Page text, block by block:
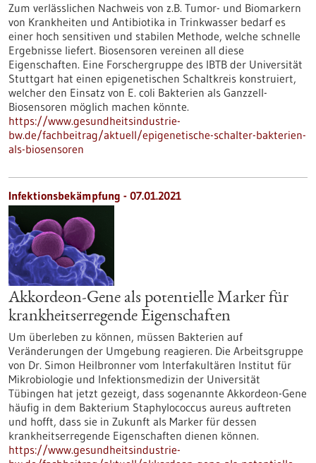
Zum verlässlichen Nachweis von z.B. Tumor- und Biomarkern
von Krankheiten und Antibiotika in Trinkwasser bedarf es
einer hoch sensitiven und stabilen Methode, welche schnelle
Ergebnisse liefert. Biosensoren vereinen all diese
Eigenschaften. Eine Forschergruppe des IBTB der Universität
Stuttgart hat einen epigenetischen Schaltkreis konstruiert,
welcher den Einsatz von E. coli Bakterien als Ganzzell-
Biosensoren möglich machen könnte.
https://www.gesundheitsindustrie-
bw.de/fachbeitrag/aktuell/epigenetische-schalter-bakterien-
als-biosensoren
Infektionsbekämpfung - 07.01.2021
Akkordeon-Gene als potentielle Marker für
krankheitserregende Eigenschaften
Um überleben zu können, müssen Bakterien auf
Veränderungen der Umgebung reagieren. Die Arbeitsgruppe
von Dr. Simon Heilbronner vom Interfakultären Institut für
Mikrobiologie und Infektionsmedizin der Universität
Tübingen hat jetzt gezeigt, dass sogenannte Akkordeon-Gene
häufig in dem Bakterium Staphylococcus aureus auftreten
und hofft, dass sie in Zukunft als Marker für dessen
krankheitserregende Eigenschaften dienen können.
https://www.gesundheitsindustrie-